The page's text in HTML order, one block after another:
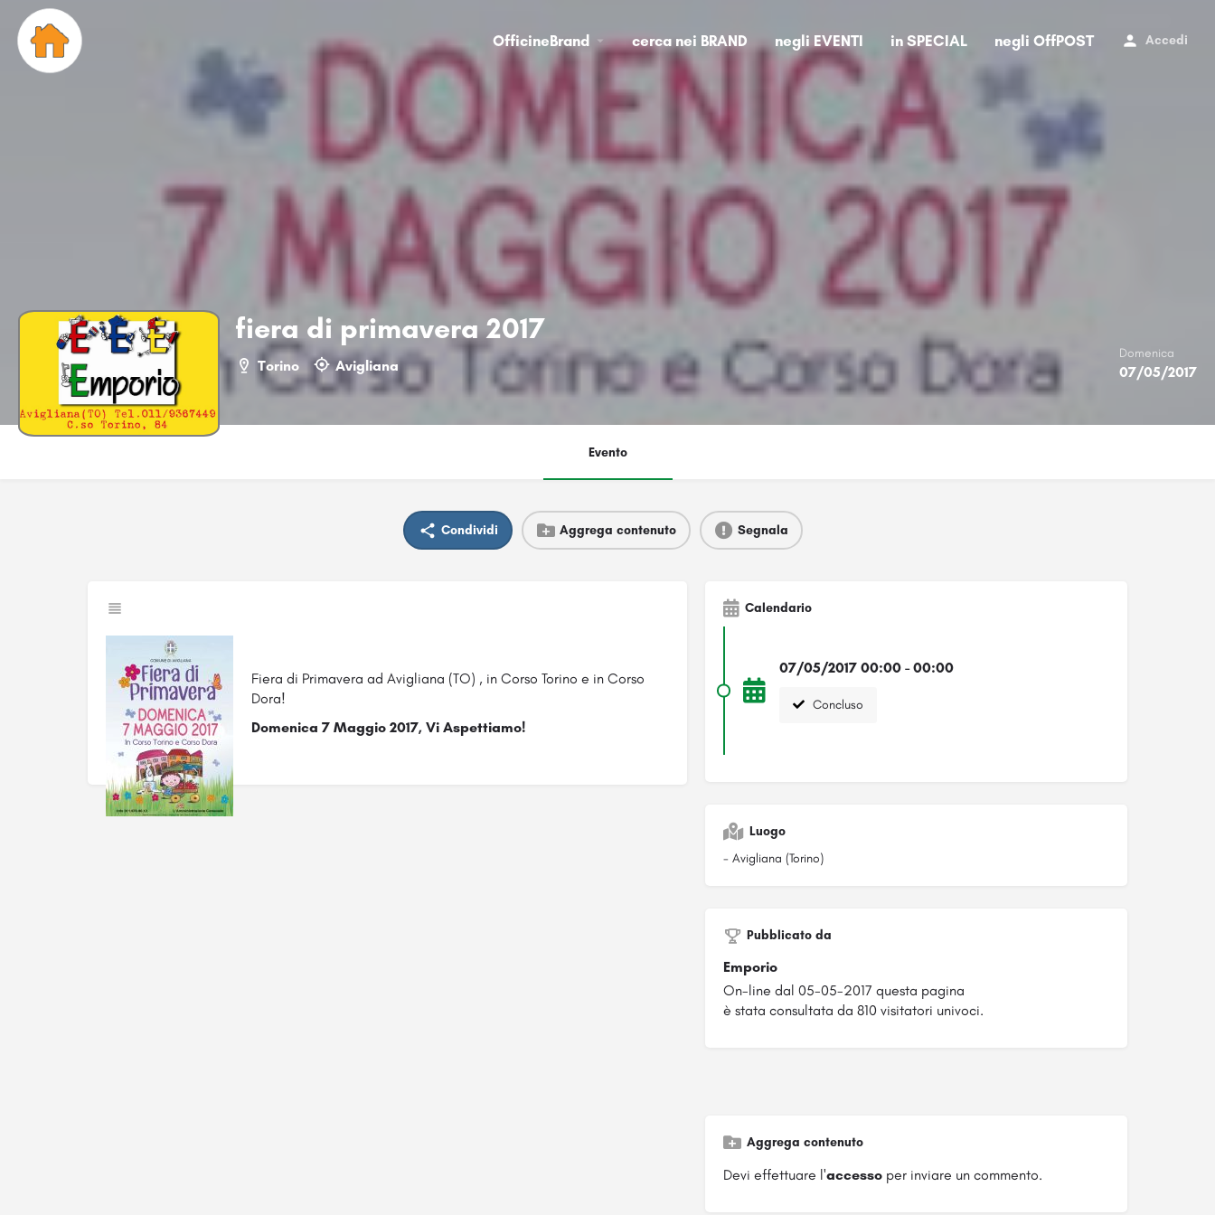
OfficineBrand cerca nei BRAND negli EVENTI in SPECIAL negli OffPOST Accedi
fiera di primavera 2017
Torino Avigliana
Domenica
07/05/2017
Evento
Condividi Aggrega contenuto Segnala
Fiera di Primavera ad Avigliana (TO) , in Corso Torino e in Corso
Dora!
Domenica 7 Maggio 2017, Vi Aspettiamo!
Calendario
07/05/2017 00:00 - 00:00
Concluso
Luogo
- Avigliana (Torino)
Pubblicato da
Emporio
On-line dal 05-05-2017 questa pagina
è stata consultata da 810 visitatori univoci.
Aggrega contenuto
Devi effettuare l'accessoper inviare un commento.